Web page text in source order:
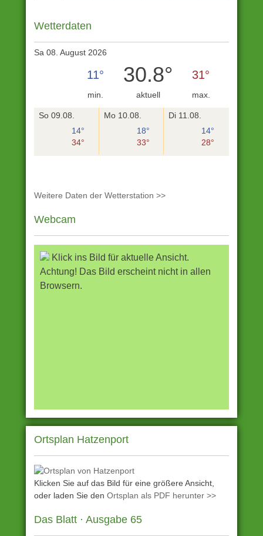
Wetterdaten
Sa 08. August 2026
11°
min.
30.8°
aktuell
31°
max.
So 09.08.
14°
34°
Mo 10.08.
18°
33°
Di 11.08.
14°
28°
Weitere Daten der Wetterstation >>
Webcam
Klick ins Bild für aktuelle Ansicht.
Achtung! Das Bild erscheint nicht in allen
Browsern.
Ortsplan Hatzenport
Klicken Sie auf das Bild für eine größere Ansicht,
oder laden Sie den Ortsplan als PDF herunter >>
Das Blatt · Ausgabe 65